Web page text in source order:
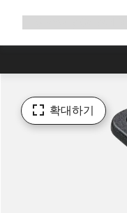
확
확대하기